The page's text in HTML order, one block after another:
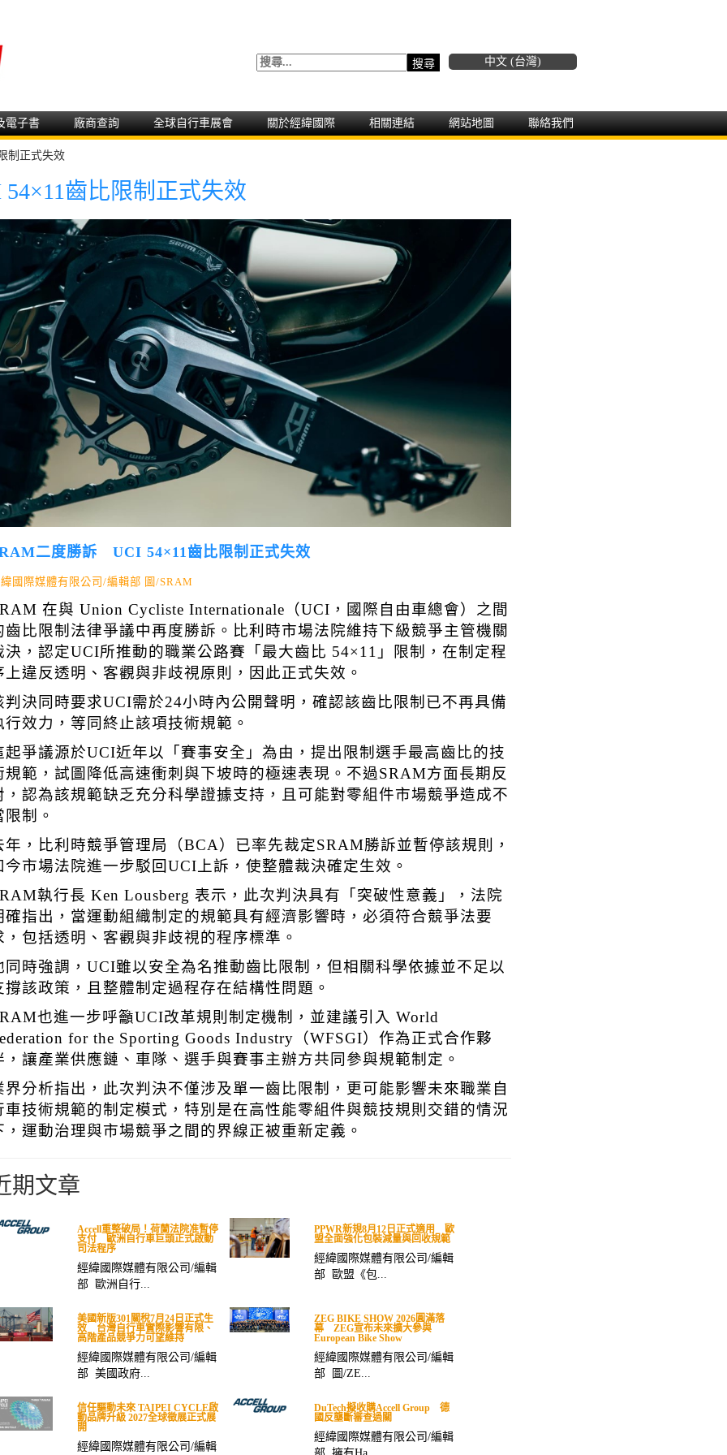
中文 (台灣)
電子書 廠商查詢 全球自行車展會 關於經緯國際 相關連結 網站地圖 聯絡我們
制正式失效
齒比限制正式失效
二度勝訴 UCI 54×11齒比限制正式失效
國際媒體有限公司/編輯部 圖/SRAM
在與 Union Cycliste Internationale （UCI，國際自由車總會）之間
齒比限制法律爭議中再度勝訴。比利時市場法院維持下級競爭主管機關
決，認定UCI所推動的職業公路賽「最大齒比 54×11」限制，在制定程
上違反透明、客觀與非歧視原則，因此正式失效。
判決同時要求UCI需於24小時內公開聲明，確認該齒比限制已不再具備
行效力，等同終止該項技術規範。
起爭議源於UCI近年以「賽事安全」為由，提出限制選手最高齒比的技
規範，試圖降低高速衝刺與下坡時的極速表現。不過SRAM方面長期反
，認為該規範缺乏充分科學證據支持，且可能對零組件市場競爭造成不
限制。
年，比利時競爭管理局（BCA）已率先裁定SRAM勝訴並暫停該規則，
今市場法院進一步駁回UCI上訴，使整體裁決確定生效。
執行長 Ken Lousberg 表示，此次判決具有「突破性意義」，法院
確指出，當運動組織制定的規範具有經濟影響時，必須符合競爭法要
，包括透明、客觀與非歧視的程序標準。
同時強調，UCI雖以安全為名推動齒比限制，但相關科學依據並不足以
撐該政策，且整體制定過程存在結構性問題。
也進一步呼籲UCI改革規則制定機制，並建議引入 World
for the Sporting Goods Industry （WFSGI）作為正式合作夥
，讓產業供應鏈、車隊、選手與賽事主辦方共同參與規範制定。
界分析指出，此次判決不僅涉及單一齒比限制，更可能影響未來職業自
車技術規範的制定模式，特別是在高性能零組件與競技規則交錯的情況
，運動治理與市場競爭之間的界線正被重新定義。
期文章
Accell重整破局！荷蘭法院准暫停
支付 歐洲自行車巨頭正式啟動
司法程序
經緯國際媒體有限公司/編輯
部 歐洲自行...
PPWR新規8月12日正式適用 歐
盟全面強化包裝減量與回收規範
經緯國際媒體有限公司/編輯
部 歐盟《包...
美國新版301關稅7月24日正式生
效 台灣自行車實際影響有限、
高階產品競爭力可望維持
經緯國際媒體有限公司/編輯
部 美國政府...
ZEG BIKE SHOW 2026圓滿落
幕 ZEG宣布未來擴大參與
European Bike Show
經緯國際媒體有限公司/編輯
部 圖/ZE...
信任驅動未來 TAIPEI CYCLE啟
動品牌升級 2027全球徵展正式展
開
經緯國際媒體有限公司/編輯
DuTech擬收購Accell Group 德
國反壟斷審查過關
經緯國際媒體有限公司/編輯